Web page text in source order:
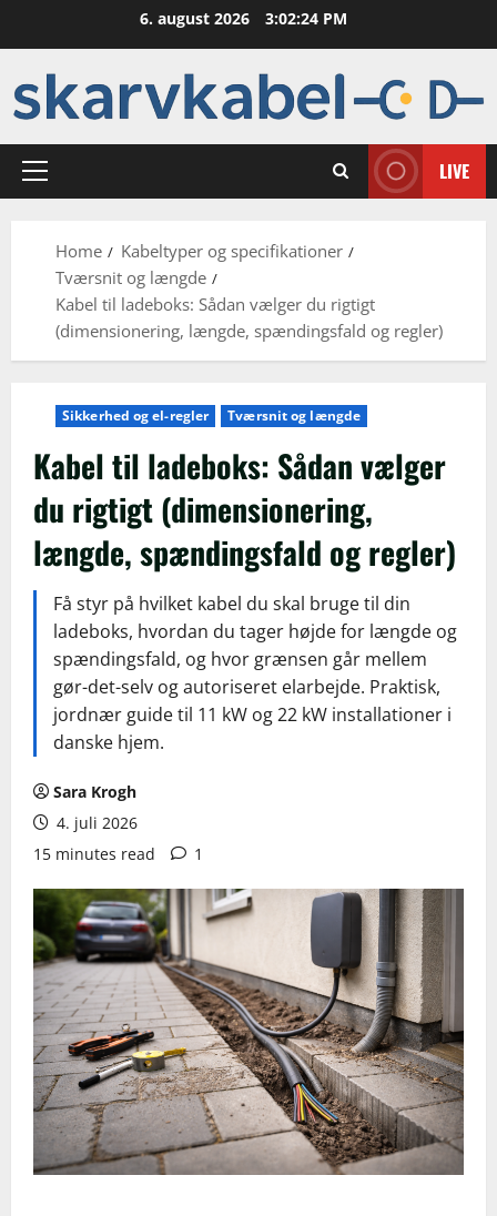
6. august 2026 3:02:25 PM
Primary
LIVE
Home
Kabeltyper og specifikationer
Tværsnit og længde
Kabel til ladeboks: Sådan vælger du rigtigt
(dimensionering, længde, spændingsfald og regler)
Sikkerhed og el-regler Tværsnit og længde
Kabel til ladeboks: Sådan vælger
du rigtigt (dimensionering,
længde, spændingsfald og regler)
Få styr på hvilket kabel du skal bruge til din
ladeboks, hvordan du tager højde for længde og
spændingsfald, og hvor grænsen går mellem
gør-det-selv og autoriseret elarbejde. Praktisk,
jordnær guide til 11 kW og 22 kW installationer i
danske hjem.
Sara Krogh
4. juli 2026
15 minutes read
1